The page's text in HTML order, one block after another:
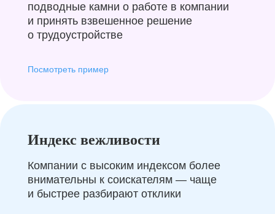
подводные камни о работе в компании
и принять взвешенное решение
о трудоустройстве
Посмотреть пример
Индекс вежливости
Компании с высоким индексом более
внимательны к соискателям — чаще
и быстрее разбирают отклики